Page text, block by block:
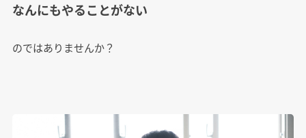
なんにもやることがない
のではありませんか？